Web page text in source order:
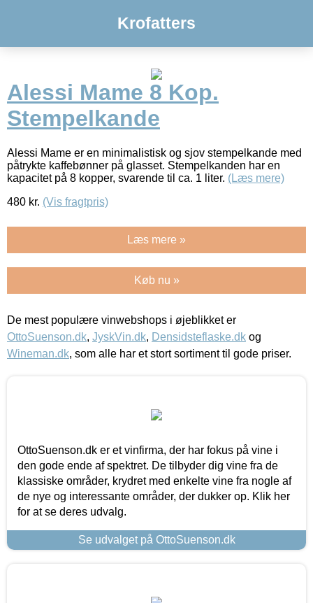
Krofatters
Alessi Mame 8 Kop.
Stempelkande
Alessi Mame er en minimalistisk og sjov stempelkande med
påtrykte kaffebønner på glasset. Stempelkanden har en
kapacitet på 8 kopper, svarende til ca. 1 liter. (Læs mere)
480 kr. (Vis fragtpris)
Læs mere »
Køb nu »
De mest populære vinwebshops i øjeblikket er
OttoSuenson.dk, JyskVin.dk, Densidsteflaske.dk og
Wineman.dk, som alle har et stort sortiment til gode priser.
OttoSuenson.dk er et vinfirma, der har fokus på vine i
den gode ende af spektret. De tilbyder dig vine fra de
klassiske områder, krydret med enkelte vine fra nogle af
de nye og interessante områder, der dukker op. Klik her
for at se deres udvalg.
Se udvalget på OttoSuenson.dk